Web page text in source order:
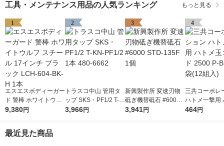
工具・メンテナンス用品の人気ランキング もっと見る
1
エスエスボディーガー
ド 警棒 ホワイトウル
フ スチール 17インチ
9,380円
2
トラスコ中山 管用タ
ップ SKS・PF1/2 T-K
N-PF1/2 1本 480-666
3,966円
3
新興製作所 変速刃物
砥ぎ機替砥石 #6000
STD-135F 1個
3,941円
4
三共コーポレ
ハトメ一撃用
玉ゴールド
464円
最近見た商品